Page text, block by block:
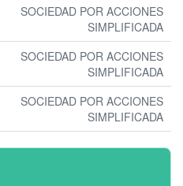
SOCIEDAD POR ACCIONES
SIMPLIFICADA
SOCIEDAD POR ACCIONES
SIMPLIFICADA
SOCIEDAD POR ACCIONES
SIMPLIFICADA